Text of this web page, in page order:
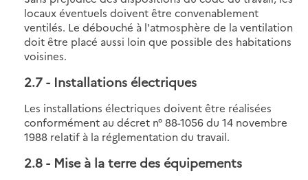
locaux éventuels doivent être convenablement
ventilés. Le débouché à l'atmosphère de la ventilation
doit être placé aussi loin que possible des habitations
voisines.
2.7 - Installations électriques
Les installations électriques doivent être réalisées
conformément au décret n° 88-1056 du 14 novembre
1988 relatif à la réglementation du travail.
2.8 - Mise à la terre des équipements